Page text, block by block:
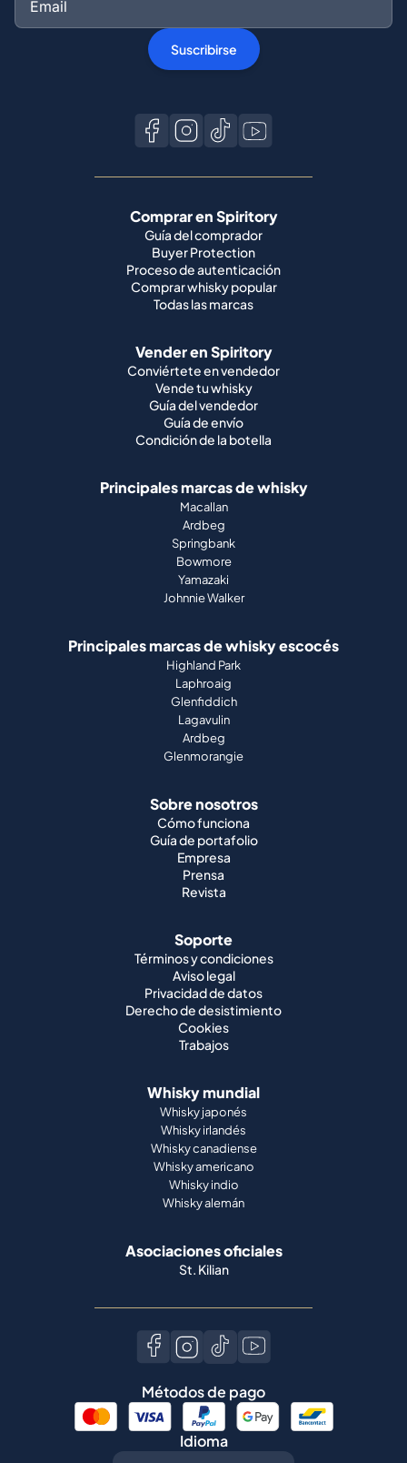
Suscribirse
Comprar en Spiritory
Guía del comprador
Buyer Protection
Proceso de autenticación
Comprar whisky popular
Todas las marcas
Vender en Spiritory
Conviértete en vendedor
Vende tu whisky
Guía del vendedor
Guía de envío
Condición de la botella
Principales marcas de whisky
Macallan
Ardbeg
Springbank
Bowmore
Yamazaki
Johnnie Walker
Principales marcas de whisky escocés
Highland Park
Laphroaig
Glenfiddich
Lagavulin
Ardbeg
Glenmorangie
Sobre nosotros
Cómo funciona
Guía de portafolio
Empresa
Prensa
Revista
Soporte
Términos y condiciones
Aviso legal
Privacidad de datos
Derecho de desistimiento
Cookies
Trabajos
Whisky mundial
Whisky japonés
Whisky irlandés
Whisky canadiense
Whisky americano
Whisky indio
Whisky alemán
Asociaciones oficiales
St. Kilian
Métodos de pago
Idioma